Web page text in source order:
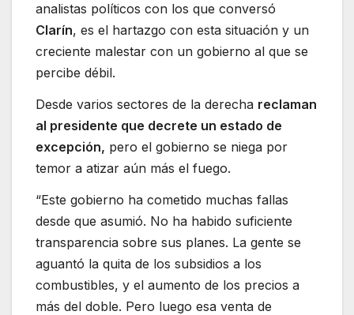
analistas políticos con los que conversó
Clarín, es el hartazgo con esta situación y un
creciente malestar con un gobierno al que se
percibe débil.
Desde varios sectores de la derecha reclaman
al presidente que decrete un estado de
excepción, pero el gobierno se niega por
temor a atizar aún más el fuego.
“Este gobierno ha cometido muchas fallas
desde que asumió. No ha habido suficiente
transparencia sobre sus planes. La gente se
aguantó la quita de los subsidios a los
combustibles, y el aumento de los precios a
más del doble. Pero luego esa venta de